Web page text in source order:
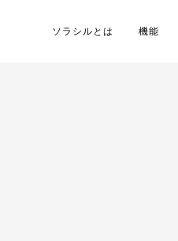
ソラシルとは 機能